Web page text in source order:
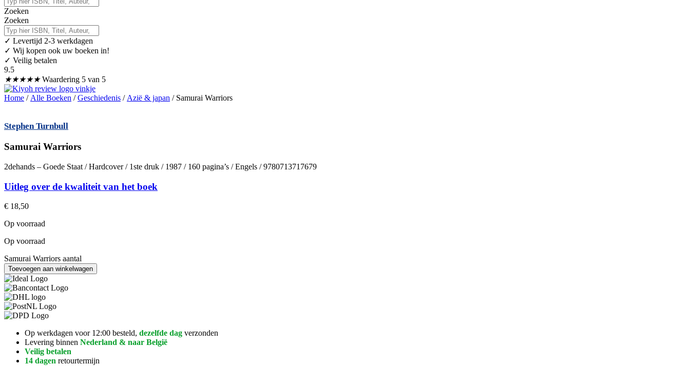
Zoeken
Zoeken
✓ Levertijd 2-3 werkdagen
✓ Wij kopen ook uw boeken in!
✓ Veilig betalen
9.5
★★★★★ Waardering 5 van 5
Home / Alle Boeken /Geschiedenis / Azië & japan / Samurai Warriors
Stephen Turnbull
Samurai Warriors
2dehands – Goede Staat / Hardcover / 1ste druk / 1987 / 160 pagina’s / Engels / 9780713717679
Uitleg over de kwaliteit van het boek
€ 18,50
Op voorraad
Op voorraad
Samurai Warriors aantal
Toevoegen aan winkelwagen
Op werkdagen voor 12:00 besteld, dezelfde dag verzonden
Levering binnen Nederland & naar België
Veilig betalen
14 dagen retourtermijn